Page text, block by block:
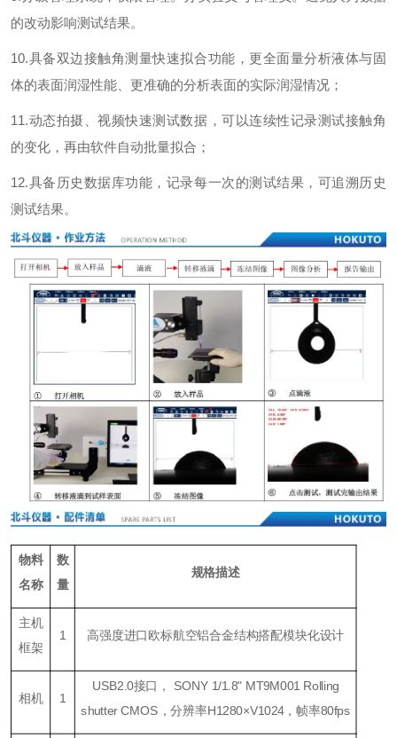
的改动影响测试结果。
10.具备双边接触角测量快速拟合功能，更全面量分析液体与固
体的表面润湿性能、更准确的分析表面的实际润湿情况；
11.动态拍摄、视频快速测试数据，可以连续性记录测试接触角
的变化，再由软件自动批量拟合；
12.具备历史数据库功能，记录每一次的测试结果，可追溯历史
测试结果。
物料
名称
数
量
规格描述
主机
框架
1 高强度进口欧标航空铝合金结构搭配模块化设计
相机 1
USB2.0接口， SONY 1/1.8" MT9M001 Rolling
shutter CMOS，分辨率H1280×V1024，帧率80fps